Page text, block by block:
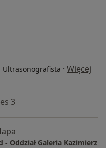
Ultrasonografista · Więcej
3
Oddział Galeria Kazimierz